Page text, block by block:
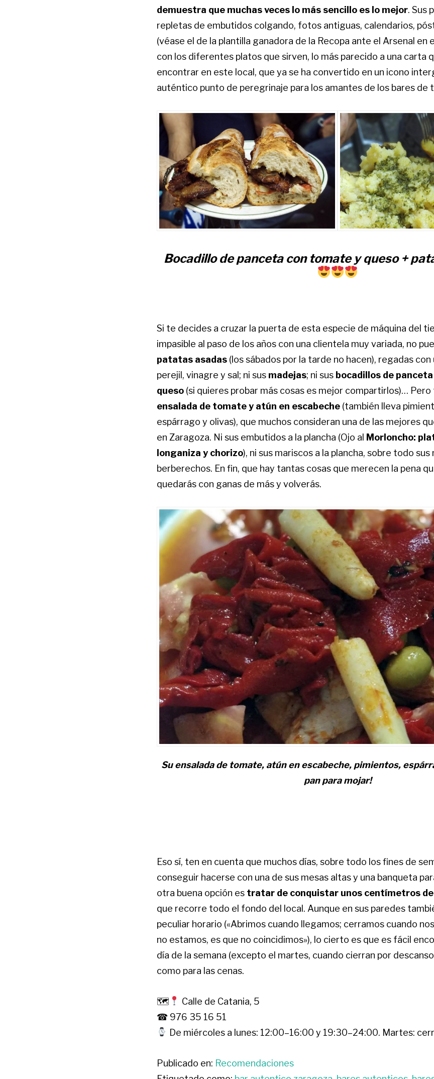
demuestra que muchas veces lo más sencillo es lo mejor. Sus
repletas de embutidos colgando, fotos antiguas, calendarios,
(véase el de la plantilla ganadora de la Recopa ante el Arsenal en
con los diferentes platos que sirven, lo más parecido a una carta
encontrar en este local, que ya se ha convertido en un icono
auténtico punto de peregrinaje para los amantes de los bares de
Bocadillo de panceta con tomate y queso +
Si te decides a cruzar la puerta de esta especie de máquina del
impasible al paso de los años con una clientela muy variada, no
patatas asadas (los sábados por la tarde no hacen), regadas
perejil, vinagre y sal; ni sus madejas; ni sus bocadillos de
queso (si quieres probar más cosas es mejor compartirlos)… Pero
ensalada de tomate y atún en escabeche (también lleva
espárrago y olivas), que muchos consideran una de las mejores
en Zaragoza. Ni sus embutidos a la plancha (Ojo al Morloncho:
longaniza y chorizo), ni sus mariscos a la plancha, sobre todo sus
berberechos. En fin, que hay tantas cosas que merecen la pena
quedarás con ganas de más y volverás.
Su ensalada de tomate, atún en escabeche, pimientos,
pan para mojar!
Eso sí, ten en cuenta que muchos días, sobre todo los fines de
conseguir hacerse con una de sus mesas altas y una banqueta
otra buena opción es tratar de conquistar unos centímetros
que recorre todo el fondo del local. Aunque en sus paredes
peculiar horario («Abrimos cuando llegamos; cerramos cuando
no estamos, es que no coincidimos»), lo cierto es que es fácil
día de la semana (excepto el martes, cuando cierran por
como para las cenas.
🗺
Calle de Catania, 5
☎ 976 35 16 51
De miércoles a lunes: 12:00–16:00 y 19:30–24:00. Martes:
Publicado en: Recomendaciones